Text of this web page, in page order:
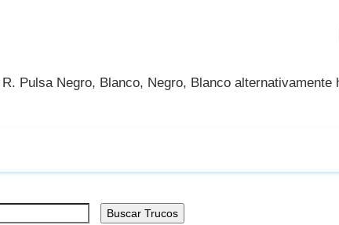
Pulsa Negro, Blanco, Negro, Blanco alternativamente
Buscar Trucos